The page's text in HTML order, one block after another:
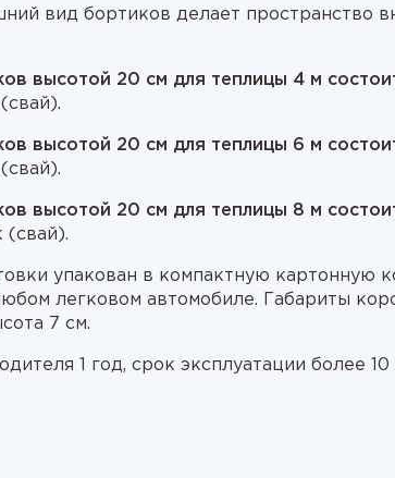
вид бортиков делает пространство
высотой 20 см для теплицы 4 м
высотой 20 см для теплицы 6 м
высотой 20 см для теплицы 8 м
(свай).
упакован в компактную картонную
легковом автомобиле. Габариты
7 см.
1 год, срок эксплуатации более 10